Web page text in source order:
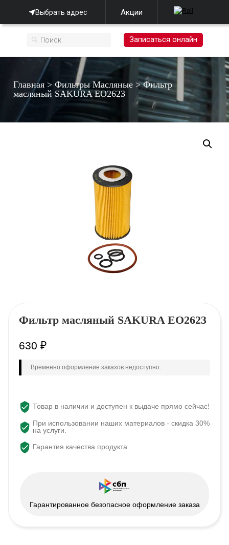
Выбрать адрес Акции
Записаться онлайн
Главная >Фильтры Масляные >Фильтр
масляный SAKURA EO2623
Фильтр масляный SAKURA EO2623
630 ₽
Временно оформление заказов недоступно.
Товар в наличии и доступен к выдаче прямо сейчас!
При использовании наших материалов - скидка 30%
на услуги.
Гарантия качества продукта
Гарантированное безопасное оформление заказа